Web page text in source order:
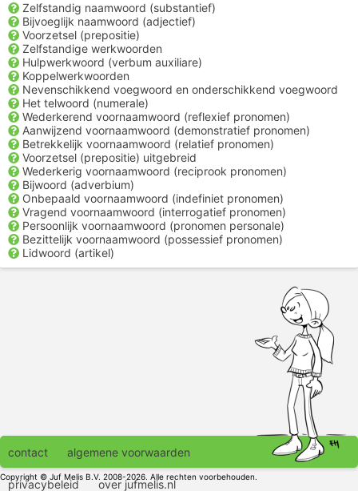
Zelfstandig naamwoord (substantief)
Bijvoeglijk naamwoord (adjectief)
Voorzetsel (prepositie)
Zelfstandige werkwoorden
Hulpwerkwoord (verbum auxiliare)
Koppelwerkwoorden
Nevenschikkend voegwoord en onderschikkend voegwoord
Het telwoord (numerale)
Wederkerend voornaamwoord (reflexief pronomen)
Aanwijzend voornaamwoord (demonstratief pronomen)
Betrekkelijk voornaamwoord (relatief pronomen)
Voorzetsel (prepositie) uitgebreid
Wederkerig voornaamwoord (reciprook pronomen)
Bijwoord (adverbium)
Onbepaald voornaamwoord (indefiniet pronomen)
Vragend voornaamwoord (interrogatief pronomen)
Persoonlijk voornaamwoord (pronomen personale)
Bezittelijk voornaamwoord (possessief pronomen)
Lidwoord (artikel)
contact algemene voorwaarden
privacybeleid over jufmelis.nl
Copyright © Juf Melis B.V. 2008-2026. Alle rechten voorbehouden.